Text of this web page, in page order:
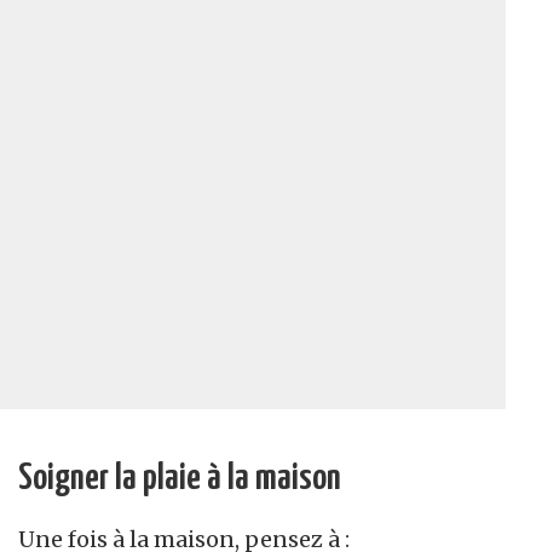
Soigner la plaie à la maison
Une fois à la maison, pensez à :